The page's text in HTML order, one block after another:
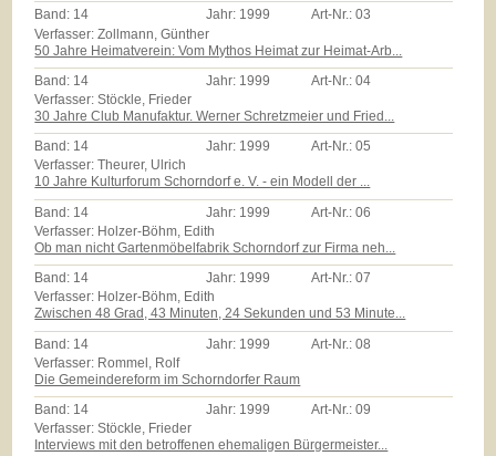
Band: 14 Jahr: 1999 Art-Nr.:03
Verfasser: Zollmann, Günther
50 Jahre Heimatverein: Vom Mythos Heimat zur Heimat-Arb...
Band: 14 Jahr: 1999 Art-Nr.:04
Verfasser: Stöckle, Frieder
30 Jahre Club Manufaktur. Werner Schretzmeier und Fried...
Band: 14 Jahr: 1999 Art-Nr.:05
Verfasser: Theurer, Ulrich
10 Jahre Kulturforum Schorndorf e. V. - ein Modell der ...
Band: 14 Jahr: 1999 Art-Nr.:06
Verfasser: Holzer-Böhm, Edith
Ob man nicht Gartenmöbelfabrik Schorndorf zur Firma neh...
Band: 14 Jahr: 1999 Art-Nr.:07
Verfasser: Holzer-Böhm, Edith
Zwischen 48 Grad, 43 Minuten, 24 Sekunden und 53 Minute...
Band: 14 Jahr: 1999 Art-Nr.:08
Verfasser: Rommel, Rolf
Die Gemeindereform im Schorndorfer Raum
Band: 14 Jahr: 1999 Art-Nr.:09
Verfasser: Stöckle, Frieder
Interviews mit den betroffenen ehemaligen Bürgermeister...